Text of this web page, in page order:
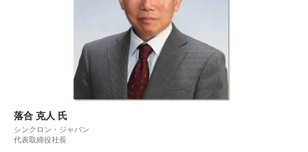
落合 克人 氏
シンクロン・ジャパン
代表取締役社長